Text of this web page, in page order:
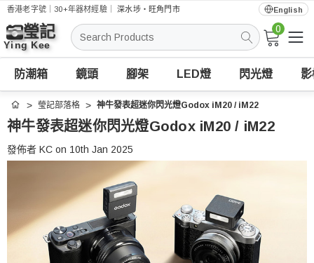
香港老字號｜30+年器材經驗｜深水埗・旺角門市 English
搜
索
0
防潮箱 鏡頭 腳架 LED燈 閃光燈
首頁 瑩記部落格 神牛發表超迷你閃光燈Godox iM20 / iM22
神牛發表超迷你閃光燈Godox iM20 / iM22
發佈者 KC on 10th Jan 2025